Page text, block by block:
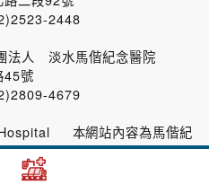
2448
法人 淡水馬偕紀念醫院
45號
4679
本網站內容為馬偕紀
人馬偕紀念醫院 著作權所有，